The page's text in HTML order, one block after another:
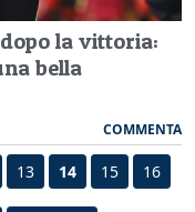
la vittoria:
bella
COMMENTA
13 14 15 16